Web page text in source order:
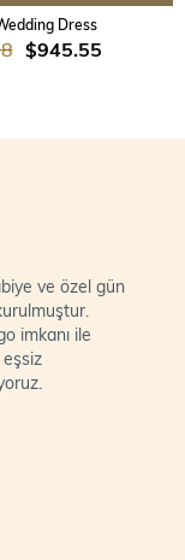
Dress
$945.55
ve özel gün
imkanı ile
eşsiz